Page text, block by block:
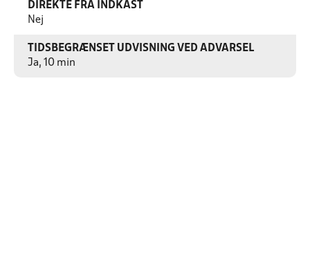
DIREKTE FRA INDKAST
Nej
TIDSBEGRÆNSET UDVISNING VED ADVARSEL
Ja, 10 min